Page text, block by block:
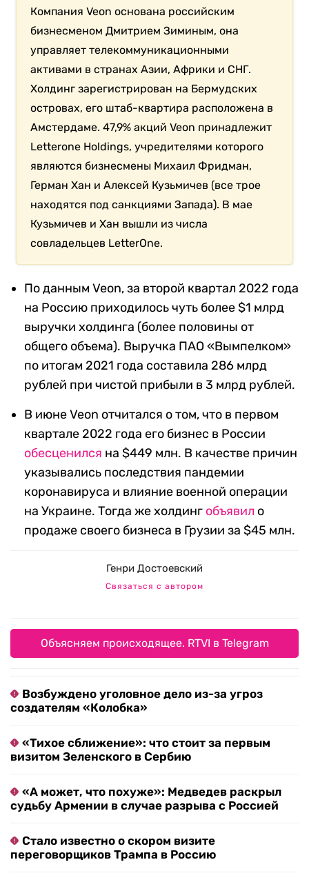
Компания Veon основана российским
бизнесменом Дмитрием Зиминым, она
управляет телекоммуникационными
активами в странах Азии, Африки и СНГ.
Холдинг зарегистрирован на Бермудских
островах, его штаб-квартира расположена в
Амстердаме. 47,9% акций Veon принадлежит
Letterone Holdings, учредителями которого
являются бизнесмены Михаил Фридман,
Герман Хан и Алексей Кузьмичев (все трое
находятся под санкциями Запада). В мае
Кузьмичев и Хан вышли из числа
совладельцев LetterOne.
По данным Veon, за второй квартал 2022 года
на Россию приходилось чуть более $1 млрд
выручки холдинга (более половины от
общего объема). Выручка ПАО «Вымпелком»
по итогам 2021 года составила 286 млрд
рублей при чистой прибыли в 3 млрд рублей.
В июне Veon отчитался о том, что в первом
квартале 2022 года его бизнес в России
обесценился на $449 млн. В качестве причин
указывались последствия пандемии
коронавируса и влияние военной операции
на Украине. Тогда же холдинг объявил о
продаже своего бизнеса в Грузии за $45 млн.
Генри Достоевский
Связаться с автором
Объясняем происходящее. RTVI в Telegram
Возбуждено уголовное дело из-за угроз
создателям «Колобка»
«Тихое сближение»: что стоит за первым
визитом Зеленского в Сербию
«А может, что похуже»: Медведев раскрыл
судьбу Армении в случае разрыва с Россией
Стало известно о скором визите
переговорщиков Трампа в Россию